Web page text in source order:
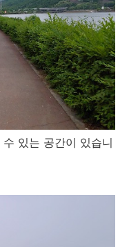
있는 공간이 있습니